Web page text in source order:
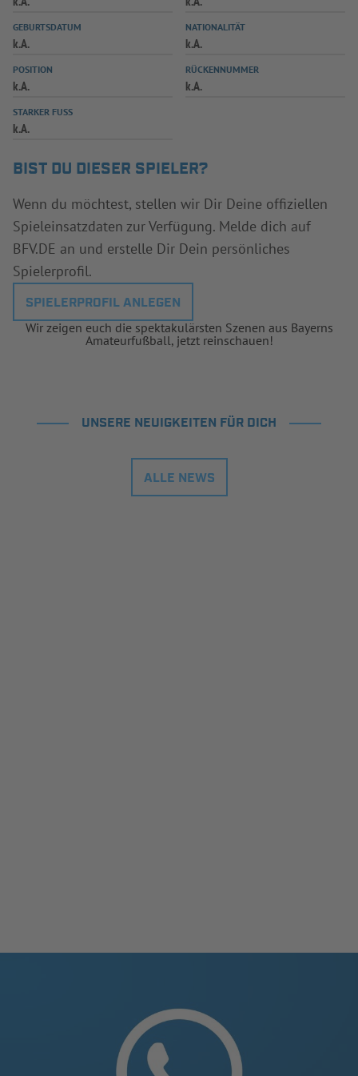
SPIELPLUS
GEBURTSDATUM
k.A.
NATIONALITÄT
k.A.
POSITION
k.A.
RÜCKENNUMMER
k.A.
STARKER FUSS
k.A.
BIST DU DIESER SPIELER?
Wenn du möchtest, stellen wir Dir Deine offiziellen
Spieleinsatzdaten zur Verfügung. Melde dich auf
BFV.DE an und erstelle Dir Dein persönliches
Spielerprofil.
SPIELERPROFIL ANLEGEN
Wir zeigen euch die spektakulärsten Szenen aus Bayerns
Amateurfußball, jetzt reinschauen!
UNSERE NEUIGKEITEN FÜR DICH
ALLE NEWS